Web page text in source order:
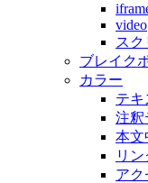
video
スク
ブレイク
カラー
テキ
注釈
本文
リン
アク